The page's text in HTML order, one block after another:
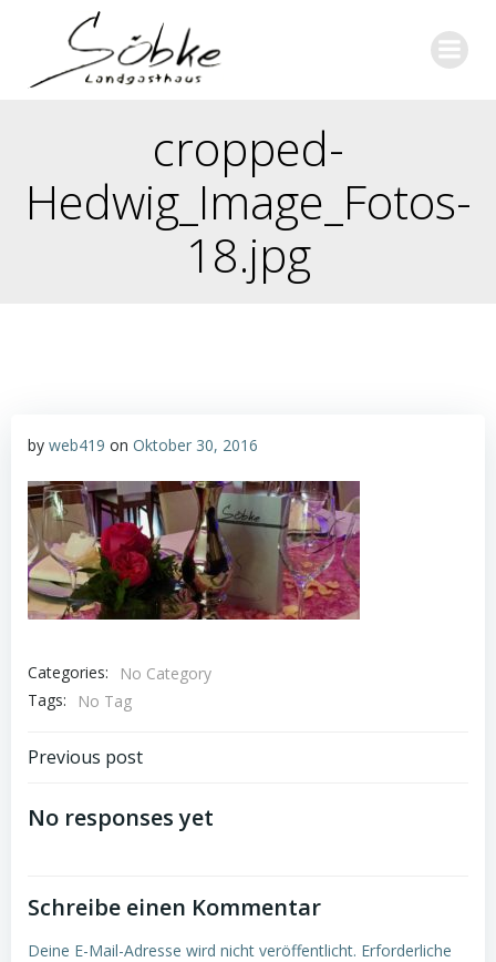
cropped-
Hedwig_Image_Fotos-
18.jpg
by web419 on Oktober 30, 2016
Categories:
No Category
Tags:
No Tag
Beitragsnavigation
Previous post
No responses yet
Schreibe einen Kommentar
Deine E-Mail-Adresse wird nicht veröffentlicht. Erforderliche